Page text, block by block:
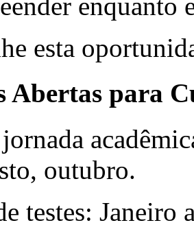
esta
Abertas para
outubro.
testes: